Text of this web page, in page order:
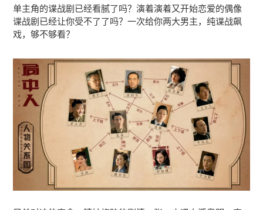
单主角的谍战剧已经看腻了吗？演着演着又开始恋爱的偶像
谍战剧已经让你受不了了吗？一次给你两大男主，纯谍战飙
戏，够不够看？